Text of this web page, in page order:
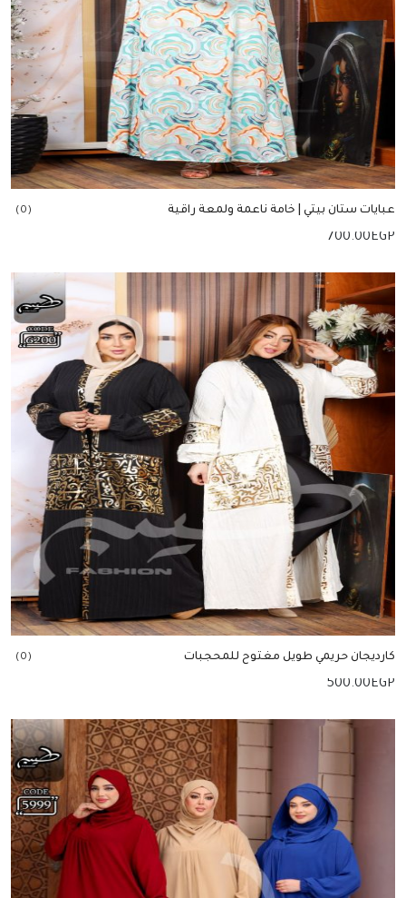
عبايات ستان بيتي | خامة ناعمة ولمعة راقية (0)
700.00EGP
كارديجان حريمي طويل مغتوح للمحجبات (0)
500.00EGP